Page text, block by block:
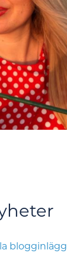
blogginlägg